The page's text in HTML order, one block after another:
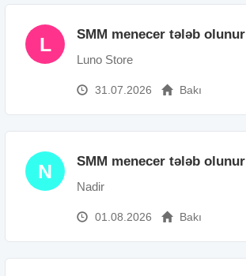
L SMM menecer tələb olunur
Luno Store
31.07.2026 Bakı
N SMM menecer tələb olunur
Nadir
01.08.2026 Bakı